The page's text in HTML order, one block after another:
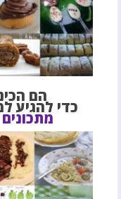
הם
כדי להגיע